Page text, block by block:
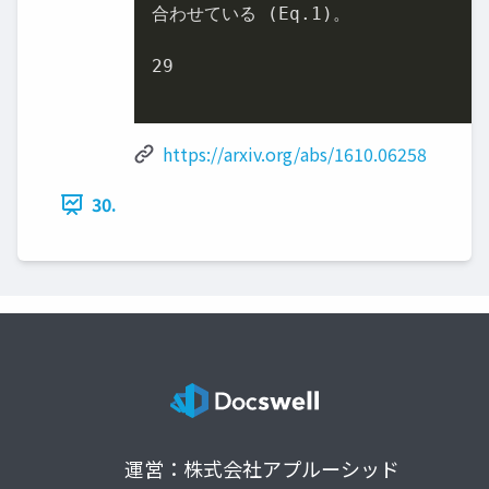
合わせている (Eq. 1 )。
29
https://arxiv.org/abs/1610.06258
30.
運営：株式会社アプルーシッド